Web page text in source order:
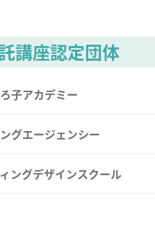
講座認定団体
子アカデミー
グエージェンシー
ングデザインスクール